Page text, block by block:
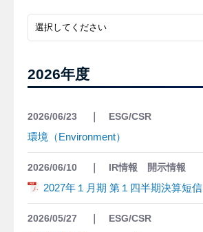
2026年度
2026/06/23 ESG/CSR
環境（Environment）
2026/06/10 IR情報 開示情報
2027年１月期 第１四半期決算短信
2026/05/27 ESG/CSR